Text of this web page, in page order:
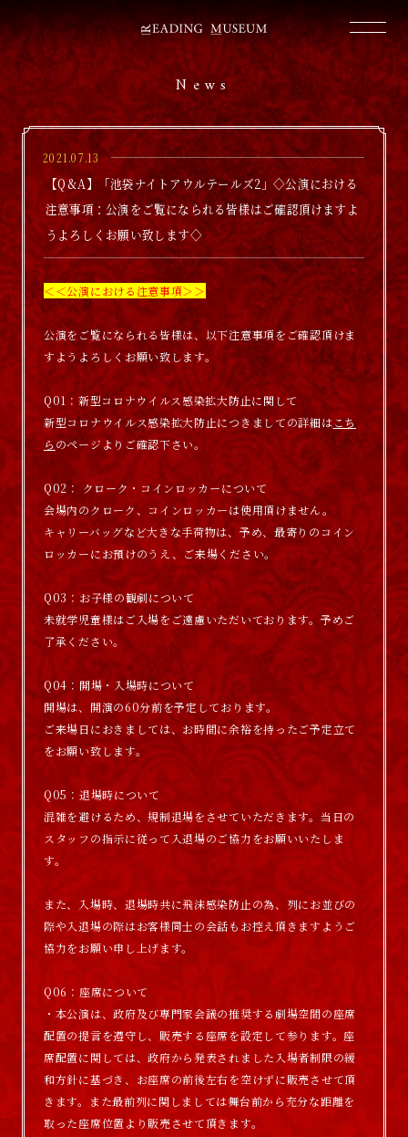
News
2021.07.13
【Q&A】「池袋ナイトアウルテールズ2」◇公演における
注意事項：公演をご覧になられる皆様はご確認頂けますよ
うよろしくお願い致します◇
＜＜公演における注意事項＞＞
公演をご覧になられる皆様は、以下注意事項をご確認頂けま
すようよろしくお願い致します。
Q01：新型コロナウイルス感染拡大防止に関して
新型コロナウイルス感染拡大防止につきましての詳細はこち
らのページよりご確認下さい。
Q02： クローク・コインロッカーについて
会場内のクローク、コインロッカーは使用頂けません。
キャリーバッグなど大きな手荷物は、予め、最寄りのコイン
ロッカーにお預けのうえ、ご来場ください。
Q03：お子様の観劇について
未就学児童様はご入場をご遠慮いただいております。予めご
了承ください。
Q04：開場・入場時について
開場は、開演の60分前を予定しております。
ご来場日におきましては、お時間に余裕を持ったご予定立て
をお願い致します。
Q05：退場時について
混雑を避けるため、規制退場をさせていただきます。当日の
スタッフの指示に従って入退場のご協力をお願いいたしま
す。
また、入場時、退場時共に飛沫感染防止の為、列にお並びの
際や入退場の際はお客様同士の会話もお控え頂きますようご
協力をお願い申し上げます。
Q06：座席について
・本公演は、政府及び専門家会議の推奨する劇場空間の座席
配置の提言を遵守し、販売する座席を設定して参ります。座
席配置に関しては、政府から発表されました入場者制限の緩
和方針に基づき、お座席の前後左右を空けずに販売させて頂
きます。また最前列に関しましては舞台前から充分な距離を
取った座席位置より販売させて頂きます。